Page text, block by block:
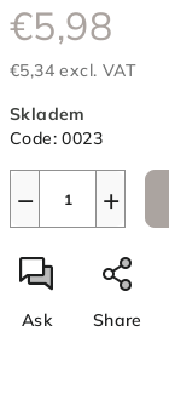
€5,98
€5,34 excl. VAT
price:
Skladem
Code: 0023
+
−
Ask Share